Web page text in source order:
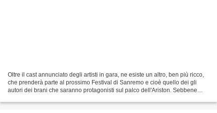
Oltre il cast annunciato degli artisti in gara, ne esiste un altro, ben più ricco,
che prenderà parte al prossimo Festival di Sanremo e cioè quello dei gli
autori dei brani che saranno protagonisti sul palco dell'Ariston. Sebbene